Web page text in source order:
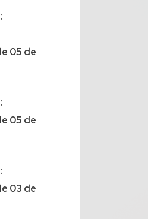
05 de
05 de
03 de